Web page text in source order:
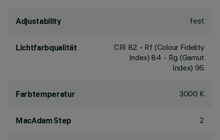
Adjustability fest
Lichtfarbqualität CRI 82 - Rf (Colour Fidelity
Index) 84 - Rg (Gamut
Index) 95
Farbtemperatur 3000 K
MacAdam Step 2